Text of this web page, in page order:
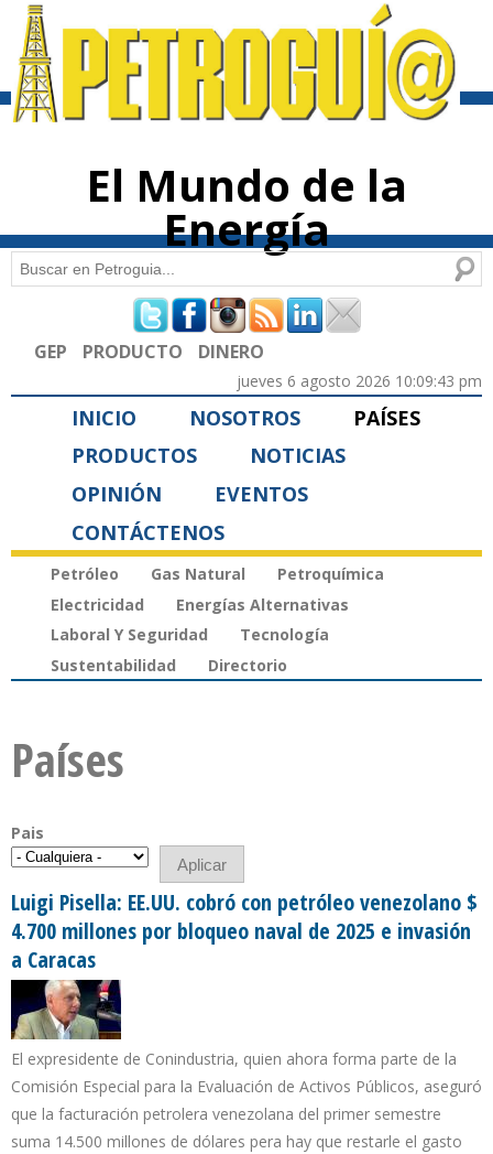
contenido
El Mundo de la
Energía
Formulario de búsqueda
Buscar
GEP PRODUCTO DINERO
jueves 6 agosto 2026 10:09:43 pm
INICIO NOSOTROS
PAÍSES
PRODUCTOS
NOTICIAS
OPINIÓN
EVENTOS
CONTÁCTENOS
Petróleo Gas Natural
Petroquímica
Electricidad
Energías Alternativas
Laboral Y Seguridad
Tecnología
Sustentabilidad
Directorio
Países
Pais
Luigi Pisella: EE.UU. cobró con petróleo venezolano $
4.700 millones por bloqueo naval de 2025 e invasión
a Caracas
El expresidente de Conindustria, quien ahora forma parte de la
Comisión Especial para la Evaluación de Activos Públicos, aseguró
que la facturación petrolera venezolana del primer semestre
suma 14.500 millones de dólares pera hay que restarle el gasto